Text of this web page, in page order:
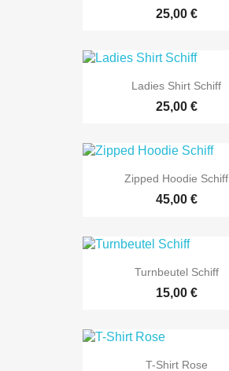
25,00 €
Ladies Shirt Schiff
25,00 €
Zipped Hoodie Schiff
45,00 €
Turnbeutel Schiff
15,00 €
T-Shirt Rose